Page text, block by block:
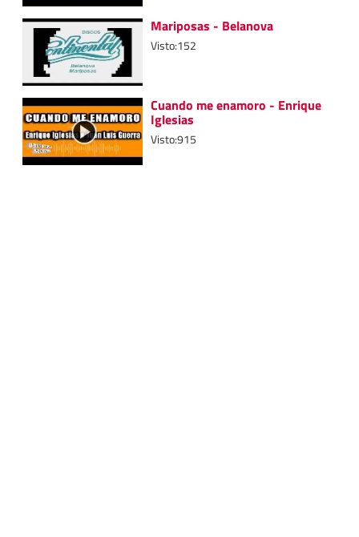
Mariposas - Belanova
Visto:152
Cuando me enamoro - Enrique
Iglesias
Visto:915